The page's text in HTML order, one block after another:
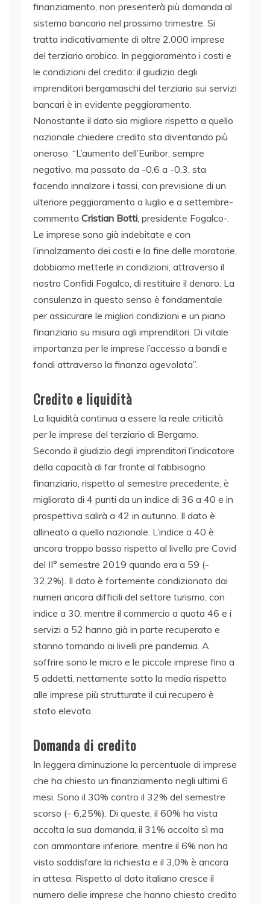
finanziamento, non presenterà più domanda al
sistema bancario nel prossimo trimestre. Si
tratta indicativamente di oltre 2.000 imprese
del terziario orobico. In peggioramento i costi e
le condizioni del credito: il giudizio degli
imprenditori bergamaschi del terziario sui servizi
bancari è in evidente peggioramento.
Nonostante il dato sia migliore rispetto a quello
nazionale chiedere credito sta diventando più
oneroso. “L’aumento dell’Euribor, sempre
negativo, ma passato da -0,6 a -0,3, sta
facendo innalzare i tassi, con previsione di un
ulteriore peggioramento a luglio e a settembre-
commenta Cristian Botti, presidente Fogalco-.
Le imprese sono già indebitate e con
l’innalzamento dei costi e la fine delle moratorie,
dobbiamo metterle in condizioni, attraverso il
nostro Confidi Fogalco, di restituire il denaro. La
consulenza in questo senso è fondamentale
per assicurare le migliori condizioni e un piano
finanziario su misura agli imprenditori. Di vitale
importanza per le imprese l’accesso a bandi e
fondi attraverso la finanza agevolata”.
Credito e liquidità
La liquidità continua a essere la reale criticità
per le imprese del terziario di Bergamo.
Secondo il giudizio degli imprenditori l’indicatore
della capacità di far fronte al fabbisogno
finanziario, rispetto al semestre precedente, è
migliorata di 4 punti da un indice di 36 a 40 e in
prospettiva salirà a 42 in autunno. Il dato è
allineato a quello nazionale. L’indice a 40 è
ancora troppo basso rispetto al livello pre Covid
del II° semestre 2019 quando era a 59 (-
32,2%). Il dato è fortemente condizionato dai
numeri ancora difficili del settore turismo, con
indice a 30, mentre il commercio a quota 46 e i
servizi a 52 hanno già in parte recuperato e
stanno tornando ai livelli pre pandemia. A
soffrire sono le micro e le piccole imprese fino a
5 addetti, nettamente sotto la media rispetto
alle imprese più strutturate il cui recupero è
stato elevato.
Domanda di credito
In leggera diminuzione la percentuale di imprese
che ha chiesto un finanziamento negli ultimi 6
mesi. Sono il 30% contro il 32% del semestre
scorso (- 6,25%). Di queste, il 60% ha vista
accolta la sua domanda, il 31% accolta sì ma
con ammontare inferiore, mentre il 6% non ha
visto soddisfare la richiesta e il 3,0% è ancora
in attesa. Rispetto al dato italiano cresce il
numero delle imprese che hanno chiesto credito